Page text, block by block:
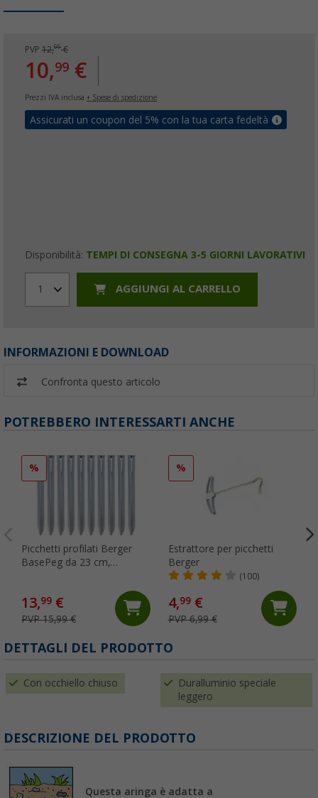
PVP 12,99€
10,99 €
Prezzi IVA inclusa + Spese di spedizione
Assicurati un coupon del 5% con la tua carta fedeltà
Disponibilità: TEMPI DI CONSEGNA 3-5 GIORNI LAVORATIVI
1 AGGIUNGI AL CARRELLO
INFORMAZIONI E DOWNLOAD
Confronta questo articolo
POTREBBERO INTERESSARTI ANCHE
%
Picchetti profilati Berger
BasePeg da 23 cm,
13,99 €
PVP 15,99 €
%
Estrattore per picchetti
Berger
(100)
4,99€
PVP 6,99 €
DETTAGLI DEL PRODOTTO
Con occhiello chiuso
Duralluminio speciale
leggero
DESCRIZIONE DEL PRODOTTO
Questa aringa è adatta a